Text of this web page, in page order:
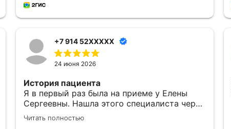
+7 914 52XXXXX
24 июня 2026
История пациента
Я в первый раз была на приеме у Елены
Сергеевны. Нашла этого специалиста через
приложение МедТочка. При выборе
обратила внимание на ее профессионализм.
Читать полностью